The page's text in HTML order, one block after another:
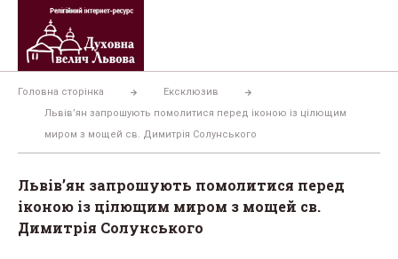
Перейти
вмісту
Головна сторінка
Ексклюзив
Львів’ян запрошують помолитися перед іконою із цілющим
миром з мощей св. Димитрія Солунського
Львів’ян запрошують помолитися перед
іконою із цілющим миром з мощей св.
Димитрія Солунського